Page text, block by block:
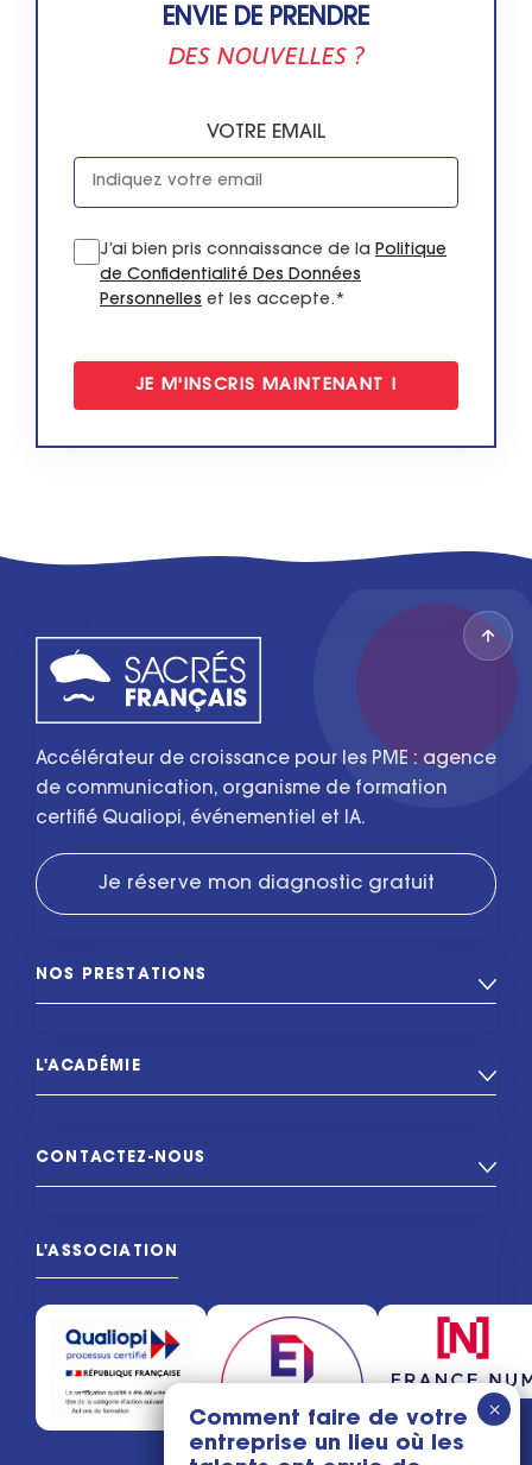
ENVIE DE PRENDRE
DES NOUVELLES ?
VOTRE EMAIL
J’ai bien pris connaissance de la Politique
de Confidentialité Des Données
Personnelles et les accepte.*
Accélérateur de croissance pour les PME : agence
de communication, organisme de formation
certifié Qualiopi, événementiel et IA.
Je réserve mon diagnostic gratuit
NOS PRESTATIONS
L'ACADÉMIE
CONTACTEZ-NOUS
L'ASSOCIATION
Comment faire de votre
entreprise un lieu où les